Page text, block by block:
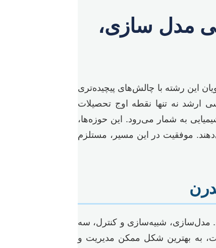
مدل سازی،
این رشته با چالش‌های پیچیده‌تری
ارشد نه تنها نقطه اوج تحصیلات
به شمار می‌رود. این حوزه‌ها،
موفقیت در این مسیر، مستلزم
مدل‌سازی، شبیه‌سازی و کنترل، سه
به بهترین شکل ممکن مدیریت و